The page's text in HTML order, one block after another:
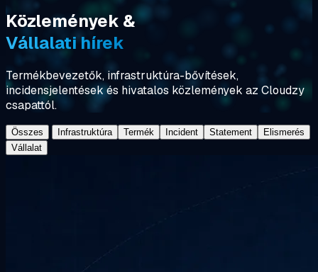
Közlemények &
Vállalati hírek
Termékbevezetők, infrastruktúra-bővítések,
incidensjelentések és hivatalos közlemények az Cloudzy
csapattól.
Összes Infrastruktúra Termék Incident Statement
Elismerés
Vállalat